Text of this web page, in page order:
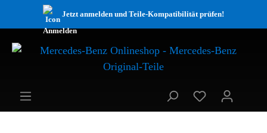
Jetzt anmelden und Teile-Kompatibilität prüfen!